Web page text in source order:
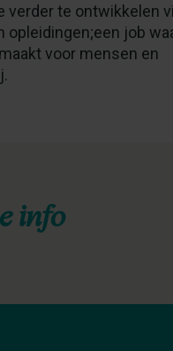
verder te ontwikkelen
opleidingen;een job
voor mensen en
info